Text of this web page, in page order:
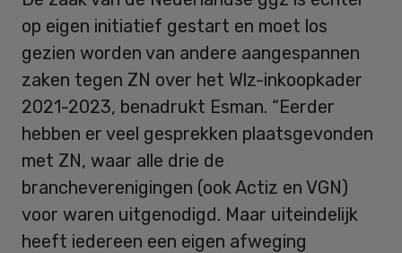
op eigen initiatief gestart en moet los
gezien worden van andere aangespannen
zaken tegen ZN over het Wlz-inkoopkader
2021-2023, benadrukt Esman. “Eerder
hebben er veel gesprekken plaatsgevonden
met ZN, waar alle drie de
brancheverenigingen (ook Actiz en VGN)
voor waren uitgenodigd. Maar uiteindelijk
heeft iedereen een eigen afweging